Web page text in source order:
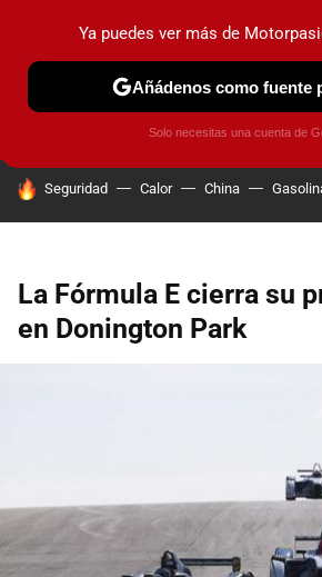
PRUEBAS COCHES ELÉCTRICOS
HOY SE HABLA DE
Seguridad Calor China
La Fórmula E cierra su
en Donington Park
Ya puedes ver más de
Añádenos como fuente
Solo necesitas una cuenta de